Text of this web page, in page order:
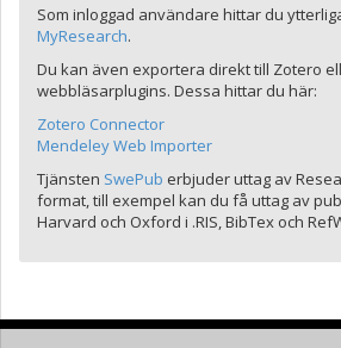
Som inloggad användare hittar du
MyResearch.
Du kan även exportera direkt till Zotero
webbläsarplugins. Dessa hittar du här:
Zotero Connector
Mendeley Web Importer
Tjänsten SwePub erbjuder uttag av
format, till exempel kan du få uttag av
Harvard och Oxford i .RIS, BibTex och